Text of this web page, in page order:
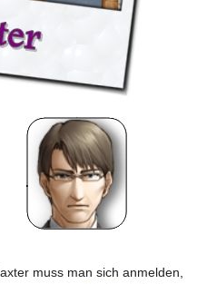
muss man sich anmelden,